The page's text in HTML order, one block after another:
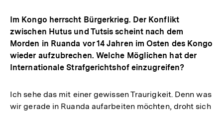
Im Kongo herrscht Bürgerkrieg. Der Konflikt
zwischen Hutus und Tutsis scheint nach dem
Morden in Ruanda vor 14 Jahren im Osten des Kongo
wieder aufzubrechen. Welche Möglichen hat der
Internationale Strafgerichtshof einzugreifen?
Ich sehe das mit einer gewissen Traurigkeit. Denn was
wir gerade in Ruanda aufarbeiten möchten, droht sich